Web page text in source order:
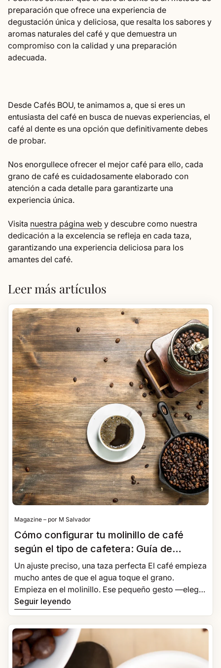
preparación que ofrece una experiencia de
degustación única y deliciosa, que resalta los sabores y
aromas naturales del café y que demuestra un
compromiso con la calidad y una preparación
adecuada.
Desde Cafés BOU, te animamos a, que si eres un
entusiasta del café en busca de nuevas experiencias, el
café al dente es una opción que definitivamente debes
de probar.
Nos enorgullece ofrecer el mejor café para ello, cada
grano de café es cuidadosamente elaborado con
atención a cada detalle para garantizarte una
experiencia única.
Visita nuestra página web (el enlace se abre en una
y descubre como nuestra
dedicación a la excelencia se refleja en cada taza,
garantizando una experiencia deliciosa para los
amantes del café.
Leer más artículos
Magazine – por M Salvador
Cómo configurar tu molinillo de café
según el tipo de cafetera: Guía de
molienda
Un ajuste preciso, una taza perfecta El café empieza
mucho antes de que el agua toque el grano.
Empieza en el molinillo. Ese pequeño gesto —elegir
el punto de molienda correcto— puede transformar
por completo el sabor, el aroma y la experiencia de
cada taza. Ajustar bien tu molinillo es el primer paso
para disfrutar el café como merece. El papel clave
de la molienda en el sabor del café La molienda
determina cómo el agua extrae los compuestos del
Seguir leyendo